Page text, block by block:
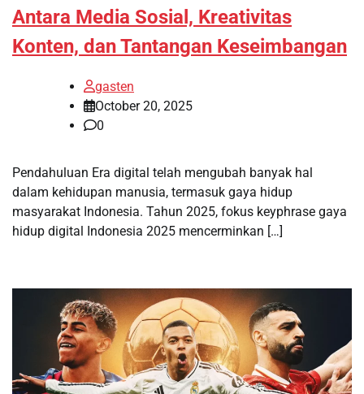
Antara Media Sosial, Kreativitas
Konten, dan Tantangan Keseimbangan
gasten
October 20, 2025
0
Pendahuluan Era digital telah mengubah banyak hal
dalam kehidupan manusia, termasuk gaya hidup
masyarakat Indonesia. Tahun 2025, fokus keyphrase gaya
hidup digital Indonesia 2025 mencerminkan […]